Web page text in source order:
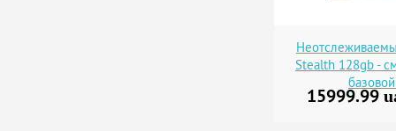
Stealth 128gb -
15999.99